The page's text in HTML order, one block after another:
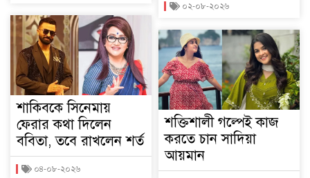
শাকিবকে সিনেমায়
ফেরার কথা দিলেন
ববিতা, তবে রাখলেন শর্ত
০৪-০৮-২০২৬
০২-০৮-২০২৬
শক্তিশালী গল্পেই কাজ
করতে চান সাদিয়া
আয়মান